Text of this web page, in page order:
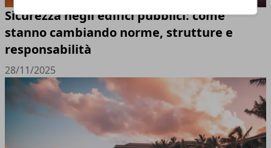
Sicurezza negli edifici pubblici: come
stanno cambiando norme, strutture e
responsabilità
28/11/2025